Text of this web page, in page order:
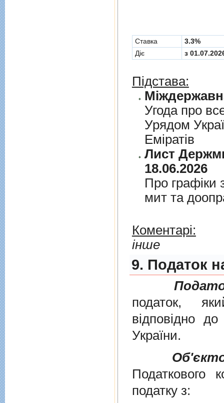
Cтавка
3.3%
Діє
з
Підстава:
Угода про
Урядом
Емiратiв
Лист
18.06.2026
Про графiки
мит та
Коментарі:
інше
9. Податок
податок,
вiдповiдно
України.
Податкового
податку з: